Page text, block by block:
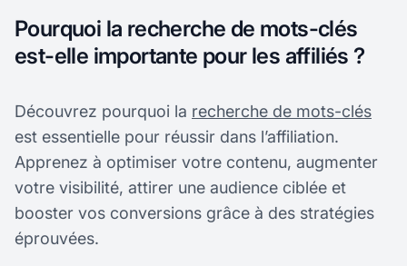
Pourquoi la recherche de mots-clés
est-elle importante pour les affiliés ?
Découvrez pourquoi la recherche de mots-clés
est essentielle pour réussir dans l’affiliation.
Apprenez à optimiser votre contenu, augmenter
votre visibilité, attirer une audience ciblée et
booster vos conversions grâce à des stratégies
éprouvées.